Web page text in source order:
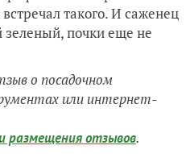
такого. И саженец
почки еще не
о посадочном
или интернет-
размещения отзывов.